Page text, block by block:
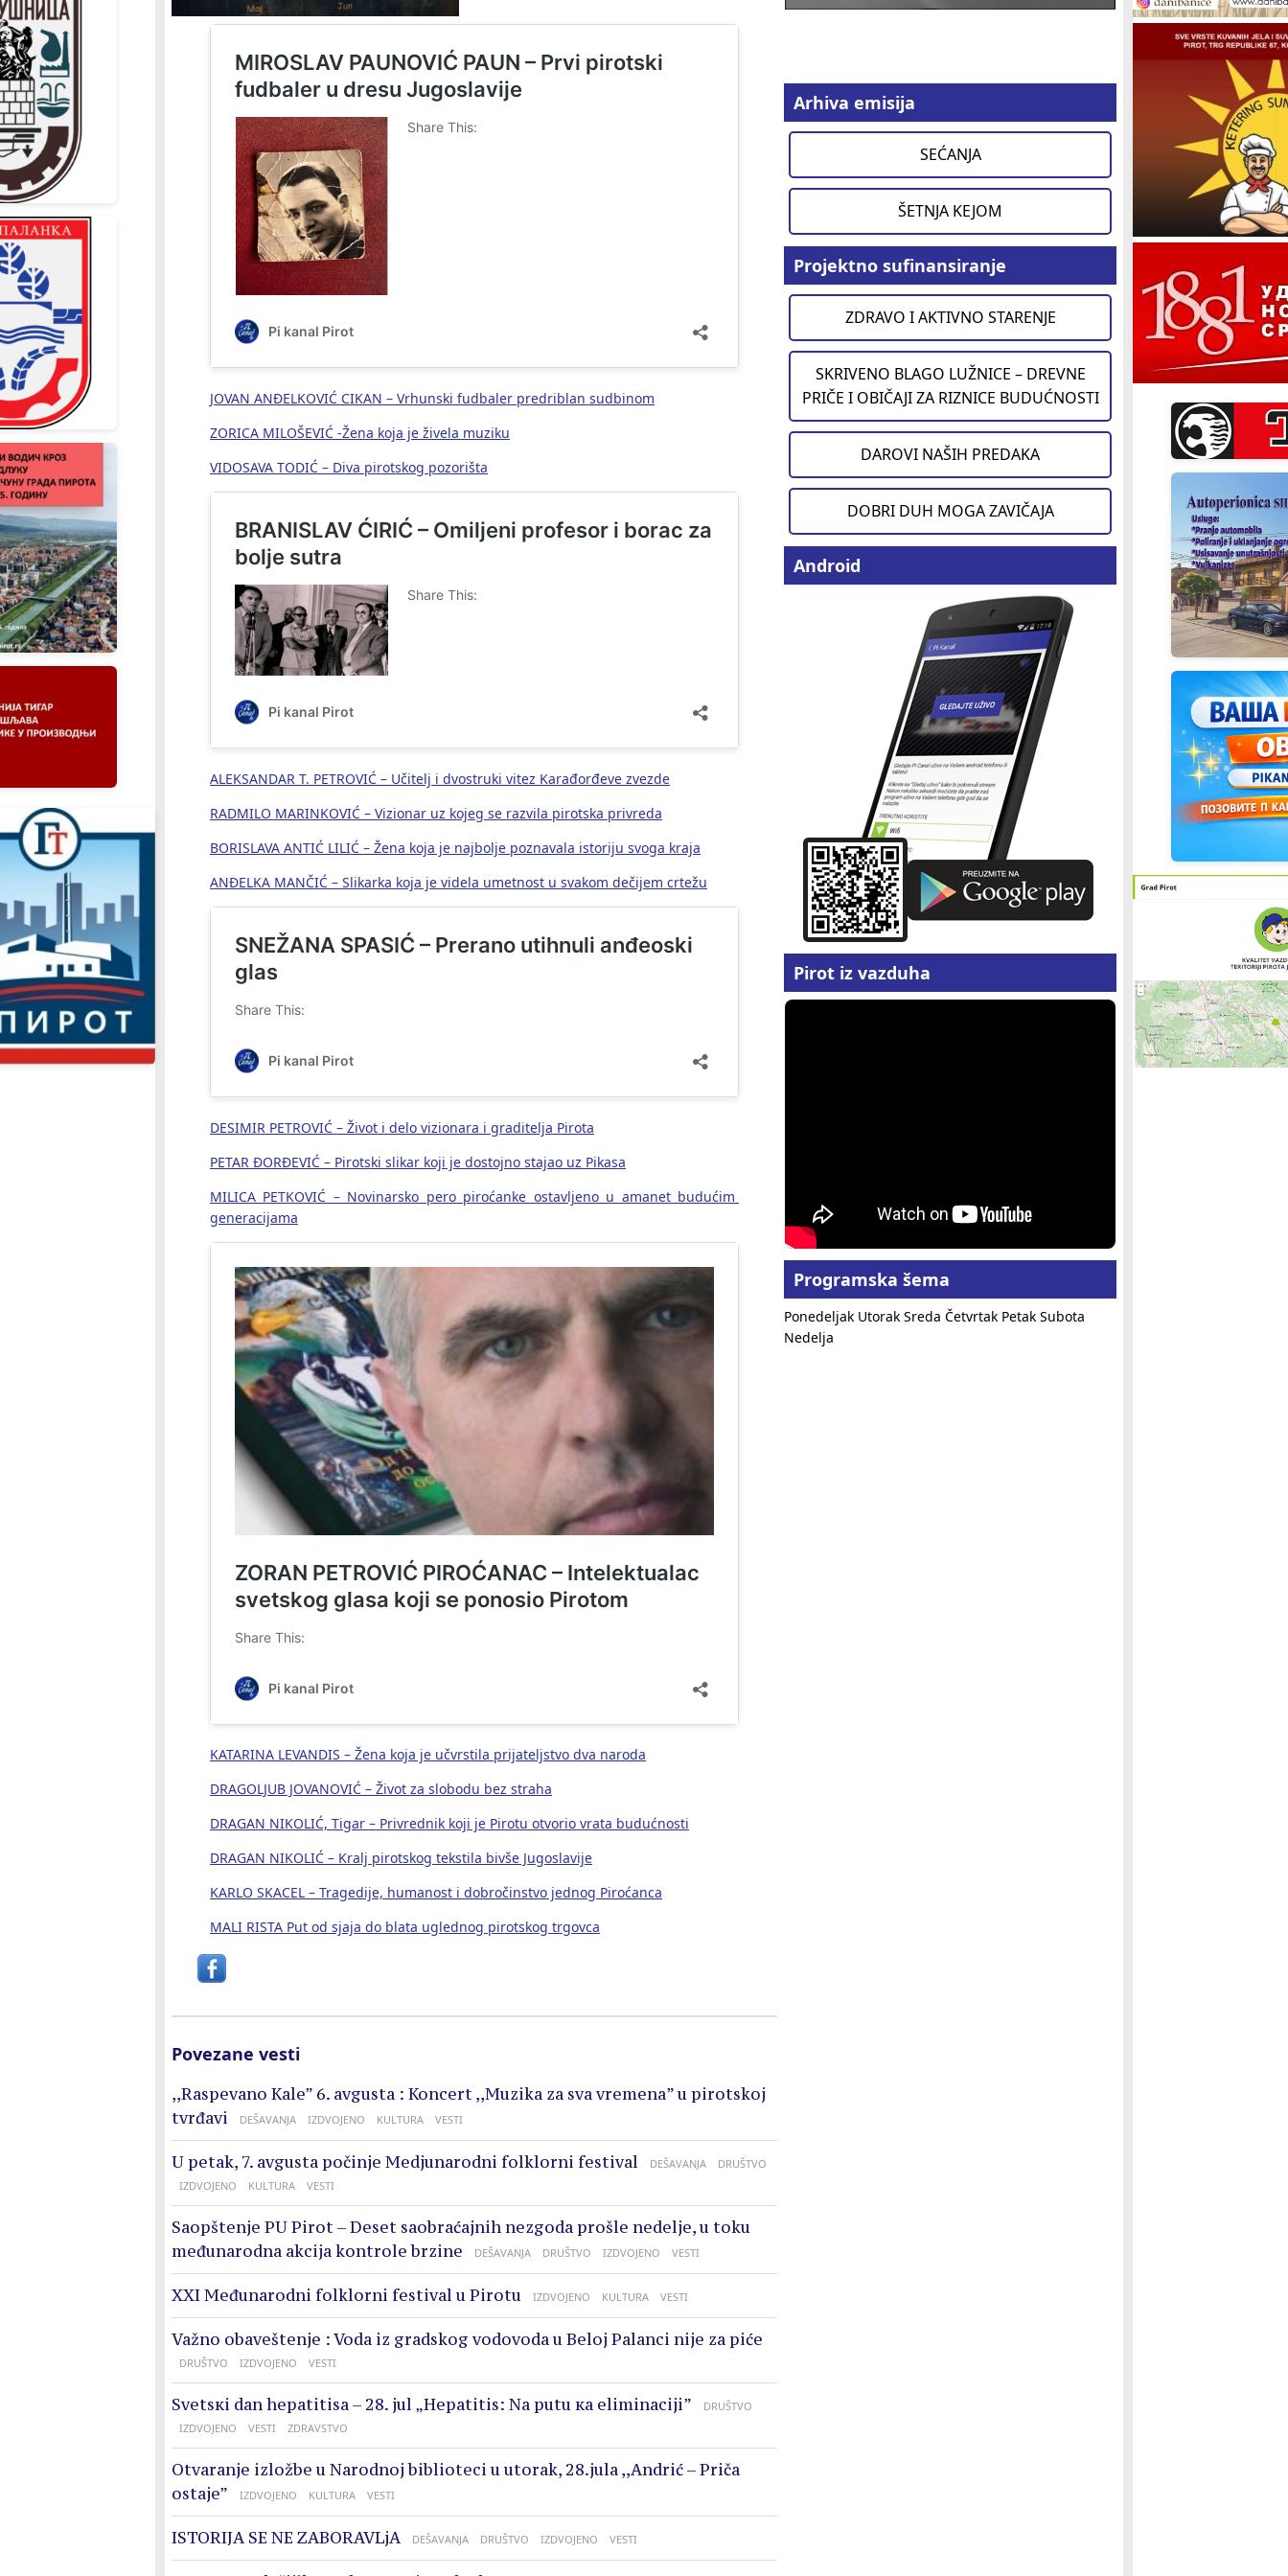
JOVAN ANĐELKOVIĆ CIKAN – Vrhunski fudbaler predriblan sudbinom
ZORICA MILOŠEVIĆ -Žena koja je živela muziku
VIDOSAVA TODIĆ – Diva pirotskog pozorišta
ALEKSANDAR T. PETROVIĆ – Učitelj i dvostruki vitez Karađorđeve zvezde
RADMILO MARINKOVIĆ – Vizionar uz kojeg se razvila pirotska privreda
BORISLAVA ANTIĆ LILIĆ – Žena koja je najbolje poznavala istoriju svoga kraja
ANĐELKA MANČIĆ – Slikarka koja je videla umetnost u svakom dečijem crtežu
DESIMIR PETROVIĆ – Život i delo vizionara i graditelja Pirota
PETAR ĐORĐEVIĆ – Pirotski slikar koji je dostojno stajao uz Pikasa
MILICA PETKOVIĆ – Novinarsko pero piroćanke ostavljeno u amanet budućim
generacijama
KATARINA LEVANDIS – Žena koja je učvrstila prijateljstvo dva naroda
DRAGOLJUB JOVANOVIĆ – Život za slobodu bez straha
DRAGAN NIKOLIĆ, Tigar – Privrednik koji je Pirotu otvorio vrata budućnosti
DRAGAN NIKOLIĆ – Kralj pirotskog tekstila bivše Jugoslavije
KARLO SKACEL – Tragedije, humanost i dobročinstvo jednog Piroćanca
MALI RISTA Put od sjaja do blata uglednog pirotskog trgovca
Povezane vesti
,,Raspevano Kale” 6. avgusta : Koncert ,,Muzika za sva vremena” u pirotskoj
tvrđavi
DEŠAVANJA IZDVOJENO KULTURA VESTI
U petak, 7. avgusta počinje Medjunarodni folklorni festival DEŠAVANJA
DRUŠTVO
IZDVOJENO
KULTURA VESTI
Saopštenje PU Pirot – Deset saobraćajnih nezgoda prošle nedelje, u toku
međunarodna akcija kontrole brzine
DEŠAVANJA DRUŠTVO IZDVOJENO VESTI
XXI Međunarodni folklorni festival u Pirotu IZDVOJENO KULTURA VESTI
Važno obaveštenje : Voda iz gradskog vodovoda u Beloj Palanci nije za piće
DRUŠTVO IZDVOJENO VESTI
Svеtsкi dаn hеpаtitisа – 28. јul „Hеpаtitis: Nа putu ка еliminаciјi”
DRUŠTVO
IZDVOJENO
VESTI ZDRAVSTVO
Otvaranje izložbe u Narodnoj biblioteci u utorak, 28.jula ,,Andrić – Priča
ostaje”
IZDVOJENO KULTURA VESTI
ISTORIJA SE NE ZABORAVLjA DEŠAVANJA DRUŠTVO IZDVOJENO VESTI
Arhiva emisija
SEĆANJA
ŠETNJA KEJOM
Projektno sufinansiranje
ZDRAVO I AKTIVNO STARENJE
SKRIVENO BLAGO LUŽNICE – DREVNE
PRIČE I OBIČAJI ZA RIZNICE BUDUĆNOSTI
DAROVI NAŠIH PREDAKA
DOBRI DUH MOGA ZAVIČAJA
Android
Pirot iz vazduha
Programska šema
Ponedeljak Utorak Sreda Četvrtak Petak Subota
Nedelja